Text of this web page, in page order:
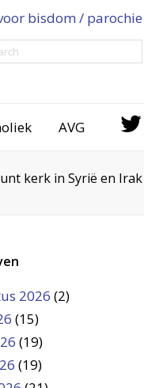
bisdom / parochie
AVG
kerk in Syrië en Irak
2026 (2)
(15)
(19)
(19)